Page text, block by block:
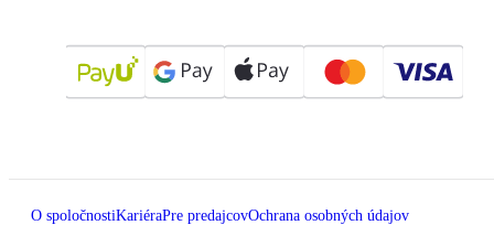
O spoločnostiKariéraPre predajcovOchrana osobných údajov